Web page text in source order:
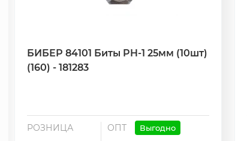
БИБЕР 84101 Биты PH-1 25мм (10шт)
(160) - 181283
РОЗНИЦА ОПТ Выгодно